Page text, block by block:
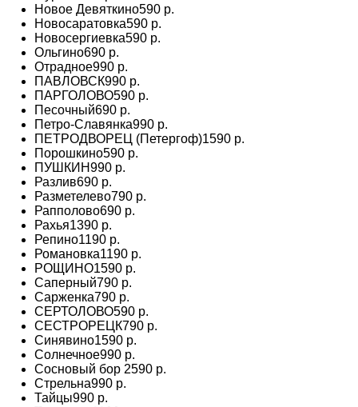
Новое Девяткино590 р.
Новосаратовка590 р.
Новосергиевка590 р.
Ольгино690 р.
Отрадное990 р.
ПАВЛОВСК990 р.
ПАРГОЛОВО590 р.
Песочный690 р.
Петро-Славянка990 р.
ПЕТРОДВОРЕЦ (Петергоф)1590 р.
Порошкино590 р.
ПУШКИН990 р.
Разлив690 р.
Разметелево790 р.
Рапполово690 р.
Рахья1390 р.
Репино1190 р.
Романовка1190 р.
РОЩИНО1590 р.
Саперный790 р.
Сарженка790 р.
СЕРТОЛОВО590 р.
СЕСТРОРЕЦК790 р.
Синявино1590 р.
Солнечное990 р.
Сосновый бор 2590 р.
Стрельна990 р.
Тайцы990 р.